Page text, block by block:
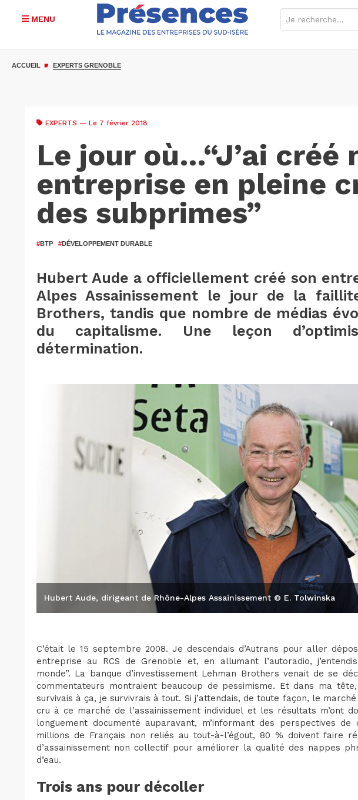
MENU
ACCUEIL EXPERTS GRENOBLE
EXPERTS — Le 7 février 2018
Le jour où…“J’ai créé
entreprise en pleine
des subprimes”
#BTP #DÉVELOPPEMENT DURABLE
Hubert Aude a officiellement créé son
Alpes Assainissement le jour de la
Brothers, tandis que nombre de médias
du capitalisme. Une leçon
détermination.
Hubert Aude, dirigeant de Rhône-Alpes Assainissement © E. Tolwinska
C’était le 15 septembre 2008. Je descendais d’Autrans pour aller
entreprise au RCS de Grenoble et, en allumant l’autoradio,
monde”. La banque d’investissement Lehman Brothers venait de se
commentateurs montraient beaucoup de pessimisme. Et dans ma
survivais à ça, je survivrais à tout. Si j’attendais, de toute façon, le
cru à ce marché de l’assainissement individuel et les résultats m’ont
longuement documenté auparavant, m’informant des perspectives de
millions de Français non reliés au tout-à-l’égout, 80 % doivent faire
d’assainissement non collectif pour améliorer la qualité des nappes
d’eau.
Trois ans pour décoller